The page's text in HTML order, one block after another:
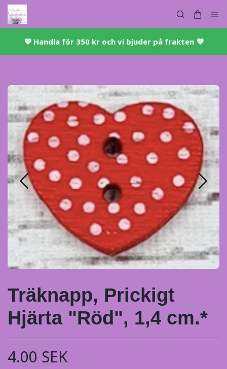
💜 ​Handla för 350 kr och vi bjuder på frakten 💜​
Träknapp, Prickigt
Hjärta "Röd", 1,4 cm.*
4.00 SEK